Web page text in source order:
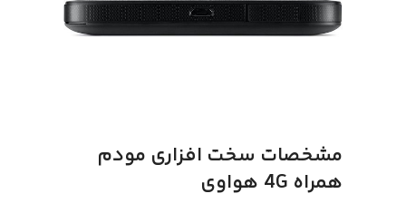
مشخصات سخت افزاری مودم
همراه 4G هواوی